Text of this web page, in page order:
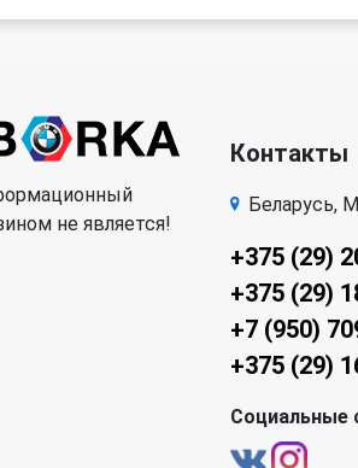
не является!
Контакты
Беларусь,
+375 (29)
+375 (29)
+7 (950)
+375 (29)
Социальные